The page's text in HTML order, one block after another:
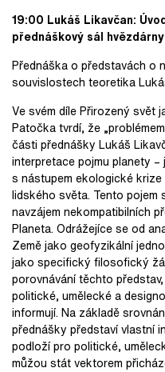
19:00 Lukáš Likavčan:
přednáškový sál hvězdárny
Přednáška o představách o
souvislostech teoretika
Ve svém díle Přirozený svět
Patočka tvrdí, že
části přednášky Lukáš
interpretace pojmu planety
s nástupem ekologické
lidského světa. Tento pojem
navzájem nekompatibilních
Planeta. Odrážejíce se od
Země jako geofyzikální
jako specifický filosofický
porovnávání těchto
politické, umělecké a
informují. Na základě
přednášky představí vlastní
podloží pro politické,
můžou stát vektorem